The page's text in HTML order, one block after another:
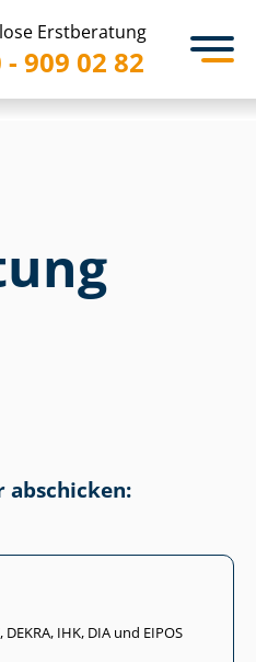
Erstberatung
- 909 02 82
abschicken:
IHK, DIA und EIPOS